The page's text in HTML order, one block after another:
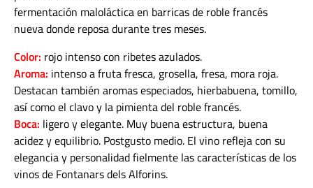
fermentación maloláctica en barricas de roble francés
nueva donde reposa durante tres meses.
Color: rojo intenso con ribetes azulados.
Aroma: intenso a fruta fresca, grosella, fresa, mora roja.
Destacan también aromas especiados, hierbabuena, tomillo,
así como el clavo y la pimienta del roble francés.
Boca: ligero y elegante. Muy buena estructura, buena
acidez y equilibrio. Postgusto medio. El vino refleja con su
elegancia y personalidad fielmente las características de los
vinos de Fontanars dels Alforins.